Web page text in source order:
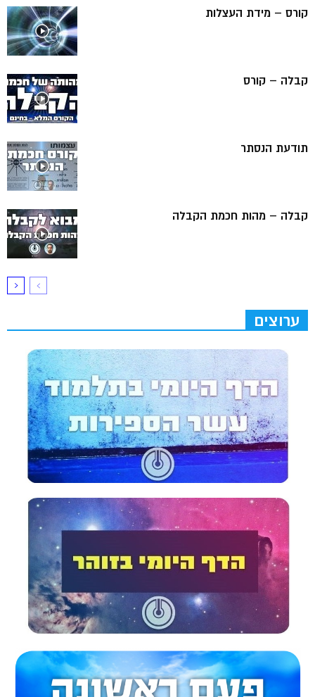
קורס – מידת העצלות
קבלה – קורס
תודעת הנסתר
קבלה – מהות חכמת הקבלה
ערוצים